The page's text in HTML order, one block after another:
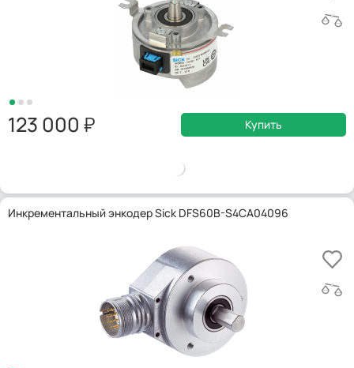
123 000 Купить
Инкрементальный энкодер Sick DFS60B-S4CA04096